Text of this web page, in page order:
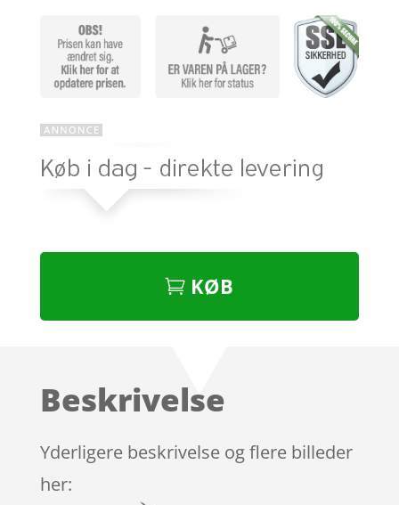
KØB
Beskrivelse
Yderligere beskrivelse og flere billeder
her: